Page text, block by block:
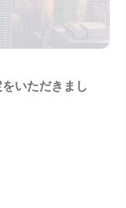
いただきまし